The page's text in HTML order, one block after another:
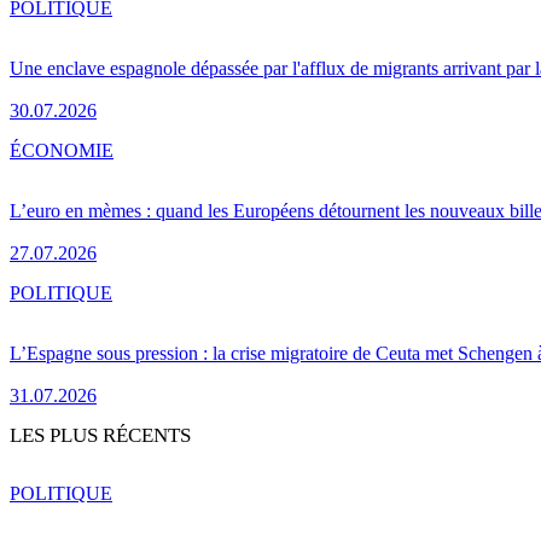
Une enclave espagnole dépassée par l'afflux de migrants arrivant par
30.07.2026
POLITIQUE
L’euro en mèmes : quand les Européens détournent les nouveaux
27.07.2026
ÉCONOMIE
L’Espagne sous pression : la crise migratoire de Ceuta met Schengen
31.07.2026
POLITIQUE
LES PLUS RÉCENTS
POLITIQUE